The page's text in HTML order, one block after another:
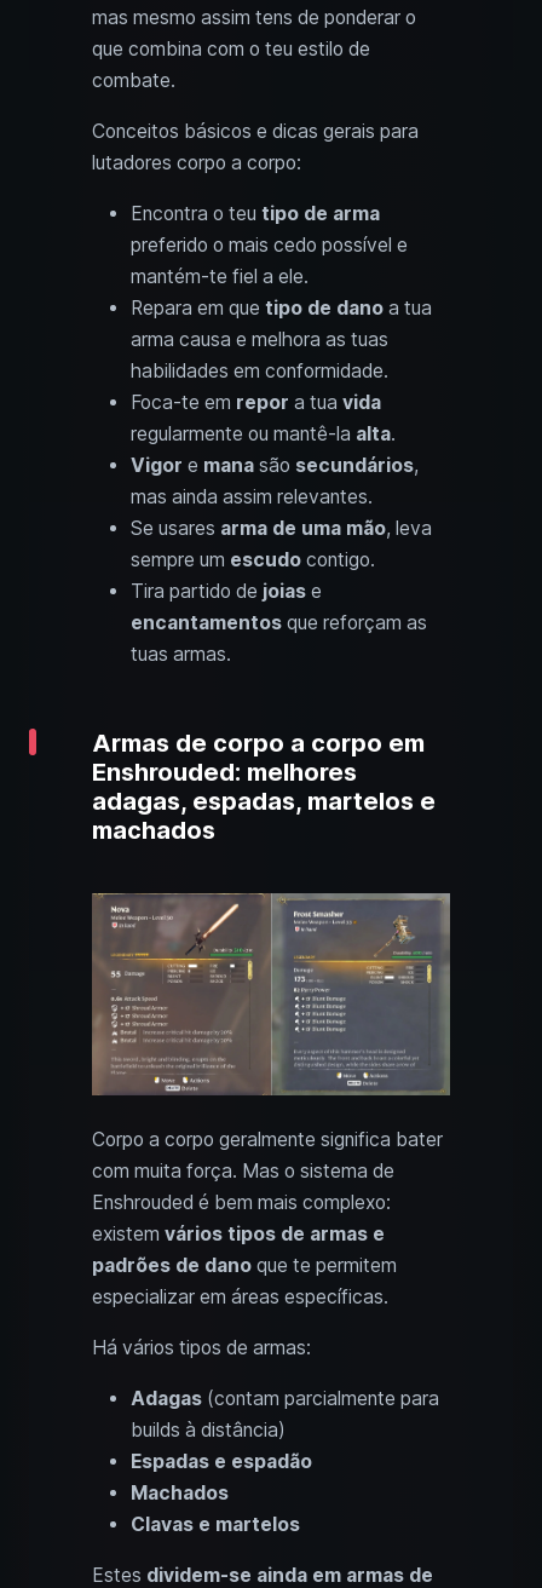
mas mesmo assim tens de ponderar o
que combina com o teu estilo de
combate.
Conceitos básicos e dicas gerais para
lutadores corpo a corpo:
Encontra o teu tipo de arma
preferido o mais cedo possível e
mantém-te fiel a ele.
Repara em que tipo de dano a tua
arma causa e melhora as tuas
habilidades em conformidade.
Foca-te em repor a tua vida
regularmente ou mantê-la alta.
Vigor e mana são secundários,
mas ainda assim relevantes.
Se usares arma de uma mão, leva
sempre um escudo contigo.
Tira partido de joias e
encantamentos que reforçam as
tuas armas.
Armas de corpo a corpo em
Enshrouded: melhores
adagas, espadas, martelos e
machados
Corpo a corpo geralmente significa bater
com muita força. Mas o sistema de
Enshrouded é bem mais complexo:
existem vários tipos de armas e
padrões de dano que te permitem
especializar em áreas específicas.
Há vários tipos de armas:
Adagas (contam parcialmente para
builds à distância)
Espadas e espadão
Machados
Clavas e martelos
Estes dividem-se ainda em armas de